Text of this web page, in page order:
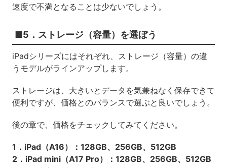
速度で不満となることは少ないでしょう。
■5．ストレージ（容量）を選ぼう
iPadシリーズにはそれぞれ、ストレージ（容量）の違
うモデルがラインアップします。
ストレージは、大きいとデータを気兼ねなく保存できて
便利ですが、価格とのバランスで選ぶと良いでしょう。
後の章で、価格をチェックしてみてください。
1．iPad（A16）：128GB、256GB、512GB
2．iPad mini（A17 Pro）：128GB、256GB、512GB